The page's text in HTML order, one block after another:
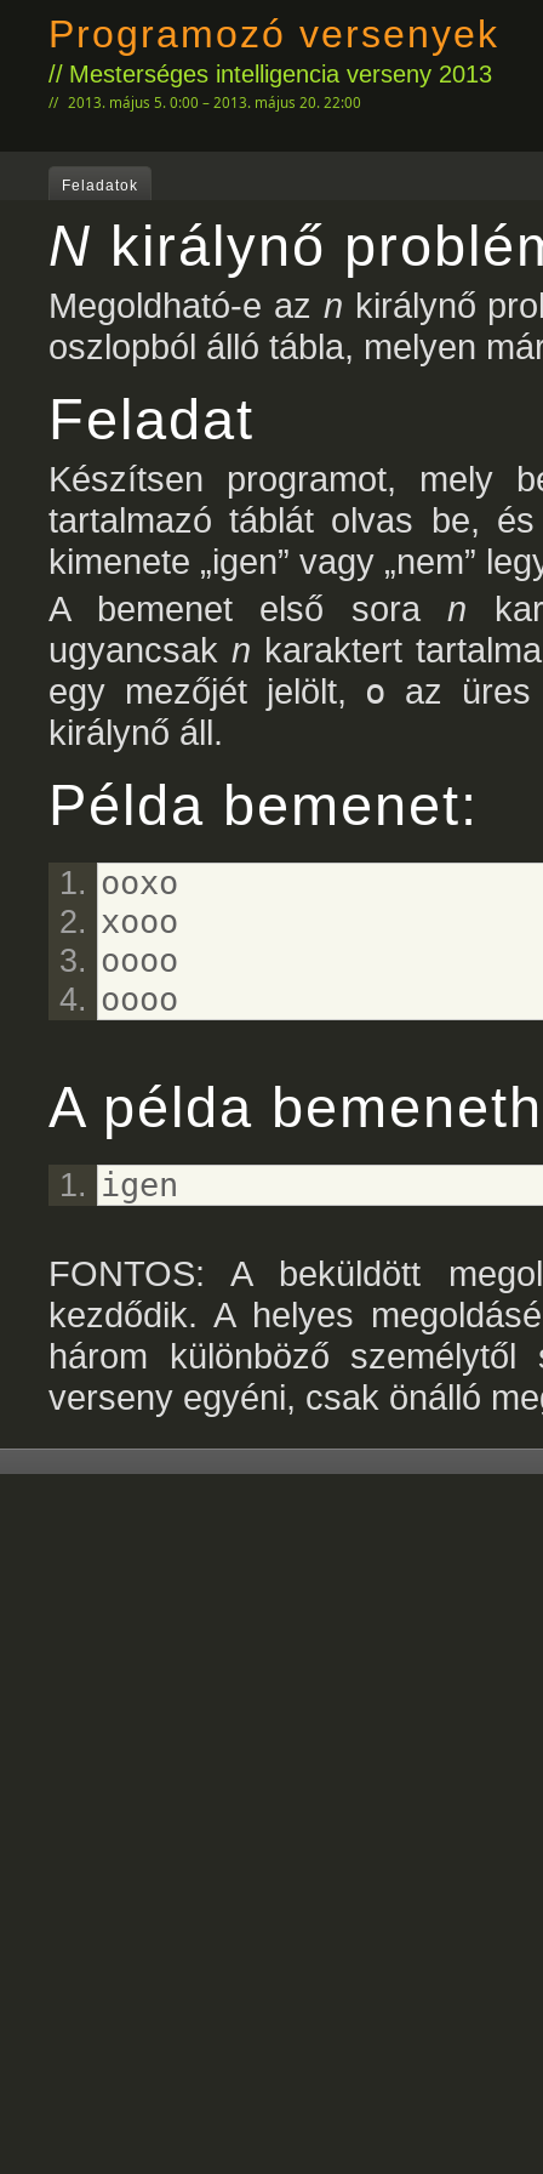
Programozó versenyek
Mesterséges intelligencia verseny 2013
2013. május 5. 0:00 – 2013. május 20. 22:00
Feladatok
N királynő
Megoldható-e az n királynő
oszlopból álló tábla, melyen
Feladat
Készítsen programot, mely
tartalmazó táblát olvas be,
kimenete „igen” vagy „nem”
A bemenet első soran
ugyancsak n karaktert
egy mezőjét jelölt, o az
királynő áll.
Példa bemenet:
ooxo
xooo
oooo
oooo
A példa
igen
FONTOS: A beküldött
kezdődik. A helyes
három különböző
verseny egyéni, csak önálló